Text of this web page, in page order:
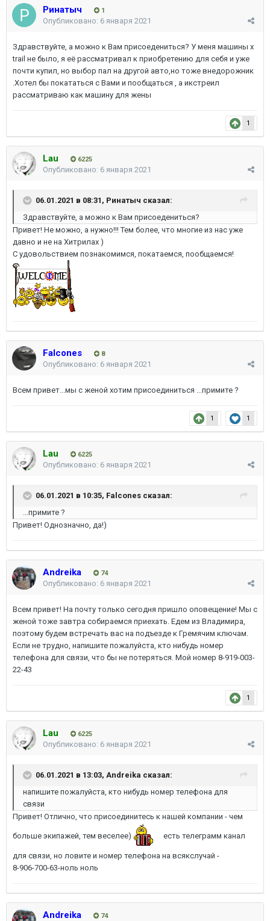
Ринатыч 1
Опубликовано: 6 января 2021
Здравствуйте, а можно к Вам присоедениться? У меня машины x
trail не было, я её рассматривал к приобретению для себя и уже
почти купил, но выбор пал на другой авто,но тоже внедорожник
.Хотел бы покататься с Вами и пообщаться , а икстреил
рассматриваю как машину для жены
1
Lau 6225
Опубликовано: 6 января 2021
06.01.2021 в 08:31, Ринатыч сказал:
Здравствуйте, а можно к Вам присоедениться?
Привет! Не можно, а нужно!!! Тем более, что многие из нас уже
давно и не на Хитрилах )
С удовольствием познакомимся, покатаемся, пообщаемся!
Falcones 8
Опубликовано: 6 января 2021
Всем привет...мы с женой хотим присоединиться ...примите ?
1 1
Lau 6225
Опубликовано: 6 января 2021
06.01.2021 в 10:35, Falcones сказал:
...примите ?
Привет! Однозначно, да!)
Andreika 74
Опубликовано: 6 января 2021
Всем привет! На почту только сегодня пришло оповещение! Мы с
женой тоже завтра собираемся приехать. Едем из Владимира,
поэтому будем встречать вас на подъезде к Гремячим ключам.
Если не трудно, напишите пожалуйста, кто нибудь номер
телефона для связи, что бы не потеряться. Мой номер 8-919-003-
22-43
1
Lau 6225
Опубликовано: 6 января 2021
06.01.2021 в 13:03, Andreika сказал:
напишите пожалуйста, кто нибудь номер телефона для
связи
Привет! Отлично, что присоединитесь к нашей компании - чем
больше экипажей, тем веселее) есть телеграмм канал
для связи, но ловите и номер телефона на всякслучай -
8-906-700-63-ноль ноль
Andreika 74